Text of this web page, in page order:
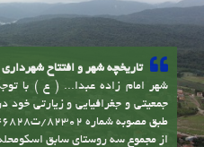
تاریخچه شهر و افتتاح شهرداری
شهر امام زاده عبدا... ( ع ) با
از مجموع سه روستای سابق